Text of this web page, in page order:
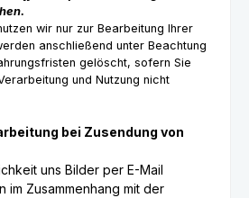
wir nur zur Bearbeitung Ihrer
anschließend unter Beachtung
gelöscht, sofern Sie
und Nutzung nicht
bei Zusendung von
uns Bilder per E-Mail
im Zusammenhang mit der